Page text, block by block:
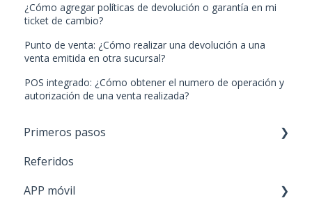
¿Cómo agregar políticas de devolución o garantía en mi
ticket de cambio?
Punto de venta: ¿Cómo realizar una devolución a una
venta emitida en otra sucursal?
POS integrado: ¿Cómo obtener el numero de operación y
autorización de una venta realizada?
Primeros pasos
Paso 1: Nuevos productos
Paso 2: Carga de stock
Referidos
APP móvil